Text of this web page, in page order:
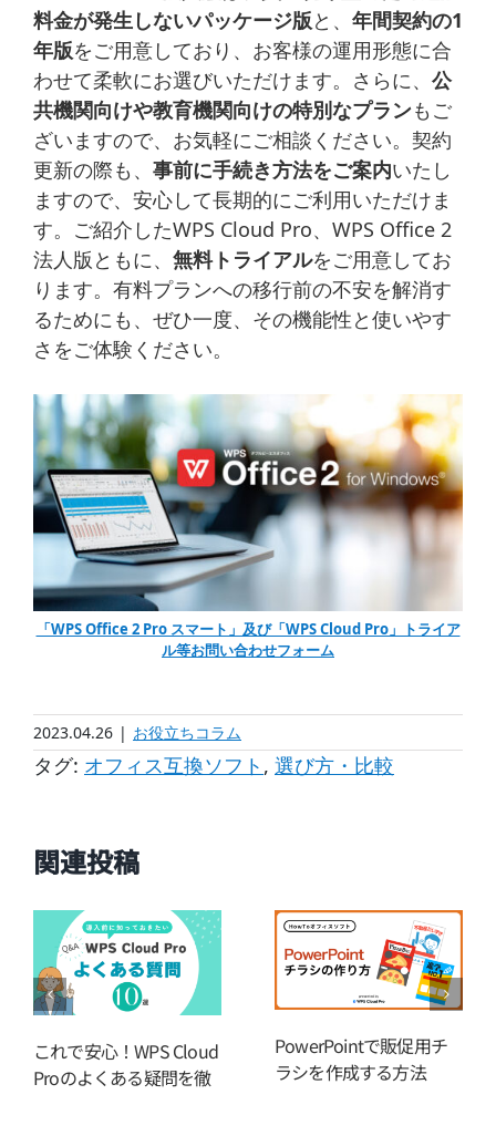
料金が発生しないパッケージ版と、 年間契約の1
年版をご用意しており、お客様の運用形態に合
わせて柔軟にお選びいただけます。さらに、 公
共機関向けや教育機関向けの特別なプランもご
ざいますので、お気軽にご相談ください。契約
更新の際も、 事前に手続き方法をご案内いたし
ますので、安心して長期的にご利用いただけま
す。ご紹介したWPS Cloud Pro、WPS Office 2
法人版ともに、 無料トライアルをご用意してお
ります。有料プランへの移行前の不安を解消す
るためにも、ぜひ一度、その機能性と使いやす
さをご体験ください。
「WPS Office 2 Pro スマート」及び「WPS Cloud Pro」トライア
ル等お問い合わせフォーム
2023.04.26 | お役立ちコラム
タグ: オフィス互換ソフト , 選び方・比較
関連投稿
これで安心！WPS Cloud
Proのよくある疑問を徹
PowerPointで販促用チ
ラシを作成する方法